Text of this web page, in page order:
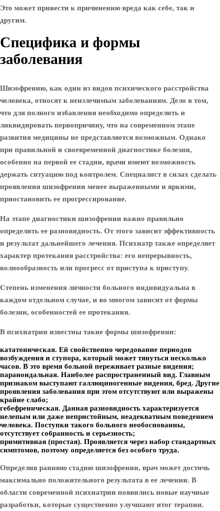
Это может привести к причинению вреда как себе, так и
другим.
Специфика и формы
заболевания
Шизофрению, как один из видов психического расстройства
человека, относят к неизлечимым заболеваниям. Дело в том,
что для полного избавления необходимо определить и
ликвидировать первопричину, что на современном этапе
развития медицины не представляется возможным. Однако
при правильной и своевременной диагностике болезни,
особенно на первой ее стадии, врачи имеют возможность
держать ситуацию под контролем. Специалист в силах сделать
проявления шизофрении менее выраженными и яркими,
приостановить ее прогрессирование.
На этапе диагностики шизофрении важно правильно
определить ее разновидность. От этого зависит эффективность
и результат дальнейшего лечения. Психиатр также определяет
характер протекания расстройства: его непрерывность,
волнообразность или прогресс от приступа к приступу.
Степень изменения личности больного индивидуальна в
каждом отдельном случае, и во многом зависит от формы
болезни, особенностей ее протекания.
В психиатрии известны такие формы шизофрении:
кататоническая. Ей свойственно чередование периодов
возбуждения и ступора, который может тянуться несколько
часов. В это время больной переживает разные видения;
параноидальная. Наиболее распространенный вид. Главным
признаком выступают галлюциногенные видения, бред. Другие
проявления заболевания при этом отсутствуют или выражены
крайне слабо;
гебефреническая. Данная разновидность характеризуется
нелепым или даже непристойным, неадекватным поведением
человека. Поступки такого больного необоснованны,
отсутствует собранность и серьезность;
примитивная (простая). Проявляется через набор стандартных
симптомов, поэтому определяется без особого труда.
Определив раннюю стадию шизофрении, врач может достичь
максимально положительного результата в ее лечении. В
области современной психиатрии появились новые научные
разработки, которые существенно улучшают итог терапии.